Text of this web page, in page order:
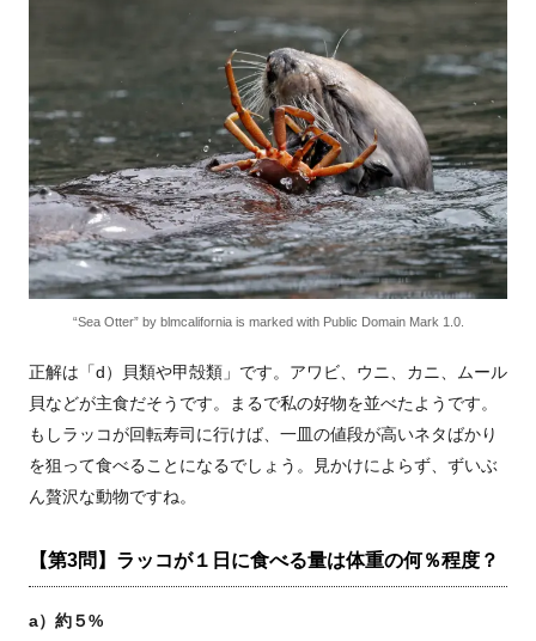
“Sea Otter” by blmcalifornia is marked with Public Domain Mark 1.0.
正解は「d）貝類や甲殻類」です。アワビ、ウニ、カニ、ムール
貝などが主食だそうです。まるで私の好物を並べたようです。
もしラッコが回転寿司に行けば、一皿の値段が高いネタばかり
を狙って食べることになるでしょう。見かけによらず、ずいぶ
ん贅沢な動物ですね。
【第3問】ラッコが１日に食べる量は体重の何％程度？
a）約５%